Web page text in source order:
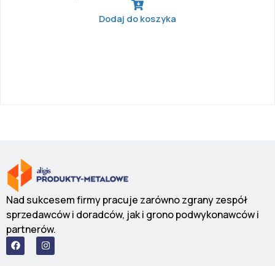
Dodaj do koszyka
Nad sukcesem firmy pracuje zarówno zgrany zespół
sprzedawców i doradców, jak i grono podwykonawców i
partnerów.
F
a
c
I
n
s